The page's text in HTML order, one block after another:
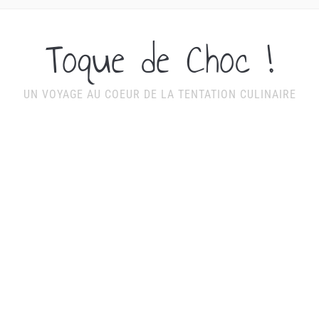
Toque de Choc !
UN VOYAGE AU COEUR DE LA TENTATION CULINAIRE